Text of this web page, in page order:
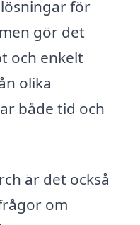
för
gör det
och enkelt
olika
både tid och
är det också
om